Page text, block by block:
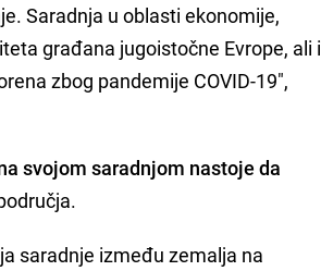
Saradnja u oblasti ekonomije,
građana jugoistočne Evrope, ali i
zbog pandemije COVID-19",
svojom saradnjom nastoje da
saradnje između zemalja na